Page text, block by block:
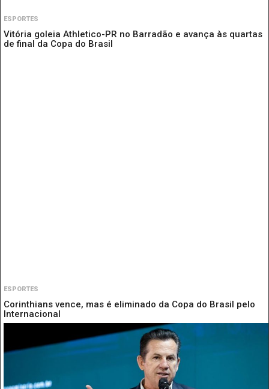
ESPORTES
Vitória goleia Athletico-PR no Barradão e avança às quartas
de final da Copa do Brasil
ESPORTES
Corinthians vence, mas é eliminado da Copa do Brasil pelo
Internacional